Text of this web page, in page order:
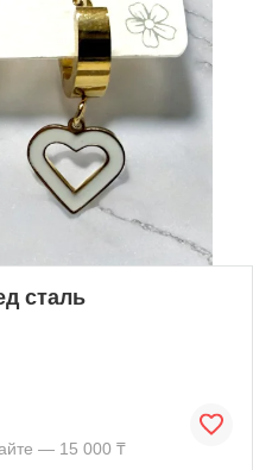
сталь
— 15 000 ₸